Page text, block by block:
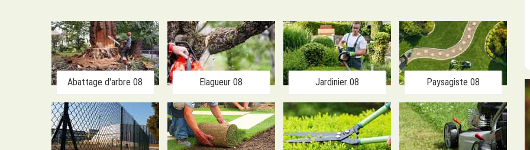
Abattage d'arbre 08 Elagueur 08 Jardinier 08 Paysagiste 08